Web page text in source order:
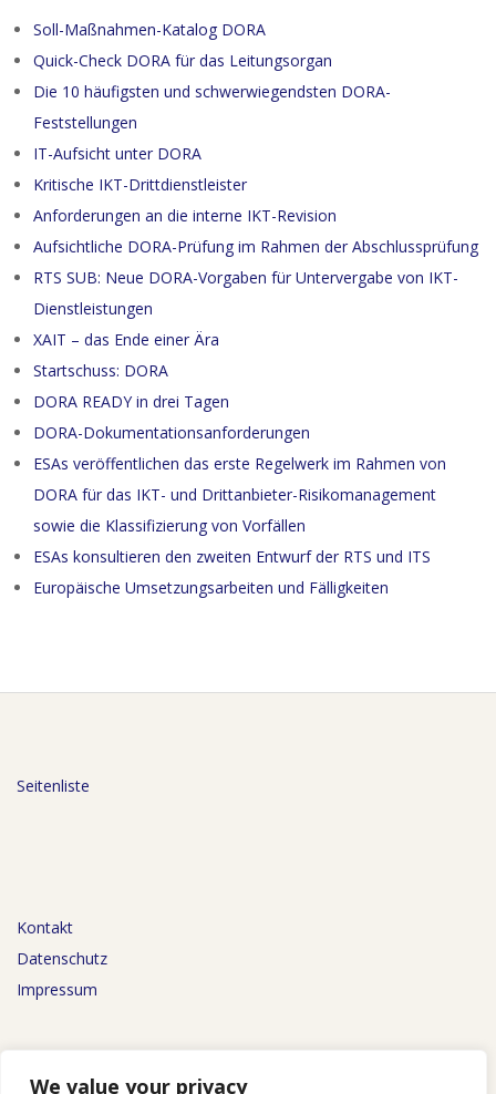
We value your privacy
Soll-Maßnahmen-Katalog DORA
Quick-Check DORA für das Leitungsorgan
Die 10 häufigsten und schwerwiegendsten DORA-
Feststellungen
IT-Aufsicht unter DORA
Kritische IKT-Drittdienstleister
Anforderungen an die interne IKT-Revision
Aufsichtliche DORA-Prüfung im Rahmen der Abschlussprüfung
RTS SUB: Neue DORA-Vorgaben für Untervergabe von IKT-
Dienstleistungen
XAIT – das Ende einer Ära
Startschuss: DORA
DORA READY in drei Tagen
DORA-Dokumentationsanforderungen
ESAs veröffentlichen das erste Regelwerk im Rahmen von
DORA für das IKT- und Drittanbieter-Risikomanagement
sowie die Klassifizierung von Vorfällen
ESAs konsultieren den zweiten Entwurf der RTS und ITS
Europäische Umsetzungsarbeiten und Fälligkeiten
Seitenliste
Kontakt
Datenschutz
Impressum